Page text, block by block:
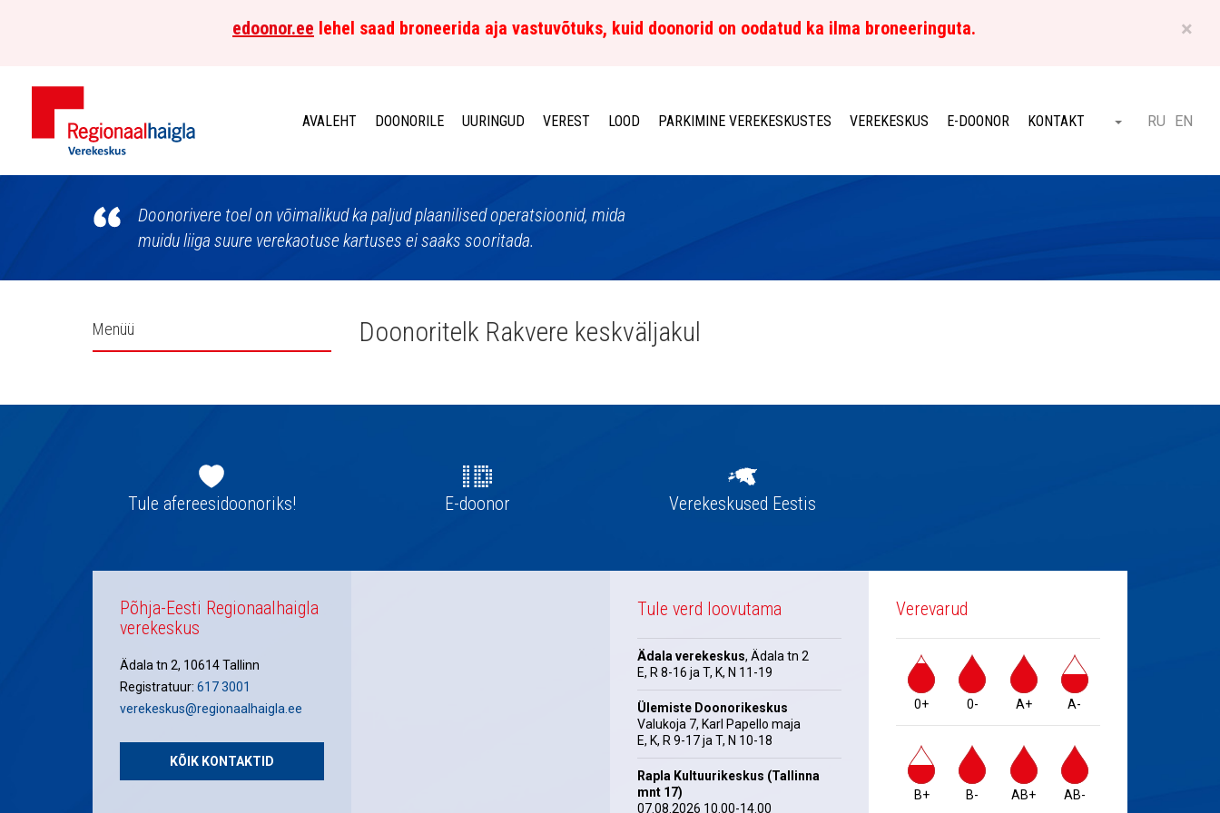
×
edoonor.ee lehel saad broneerida aja vastuvõtuks, kuid doonorid on oodatud ka ilma broneeringuta.
Põhja-
AVALEHT DOONORILE UURINGUD VEREST LOOD PARKIMINE VEREKESKUSTES VEREKESKUS E-DOONOR KONTAKT Otsi ET
RU EN
Doonorivere toel on võimalikud ka paljud plaanilised operatsioonid, mida
muidu liiga suure verekaotuse kartuses ei saaks sooritada.
Külgpaani
Menüü Doonoritelk Rakvere keskväljakul
navigatsioonTule afereesidoonoriks! E-doonor Verekeskused Eestis
Põhja-Eesti Regionaalhaigla
verekeskus
Ädala tn 2, 10614 Tallinn
Registratuur: 617 3001
verekeskus@regionaalhaigla.ee
KÕIK KONTAKTID
Tule verd loovutama
Ädala verekeskus, Ädala tn 2
E, R 8-16 ja T, K, N 11-19
Ülemiste Doonorikeskus
Valukoja 7, Karl Papello maja
E, K, R 9-17 ja T, N 10-18
Rapla Kultuurikeskus (Tallinna
mnt 17)
07.08.2026 10.00-14.00
Verevarud
0+ 0- A+ A-
B+ B- AB+ AB-